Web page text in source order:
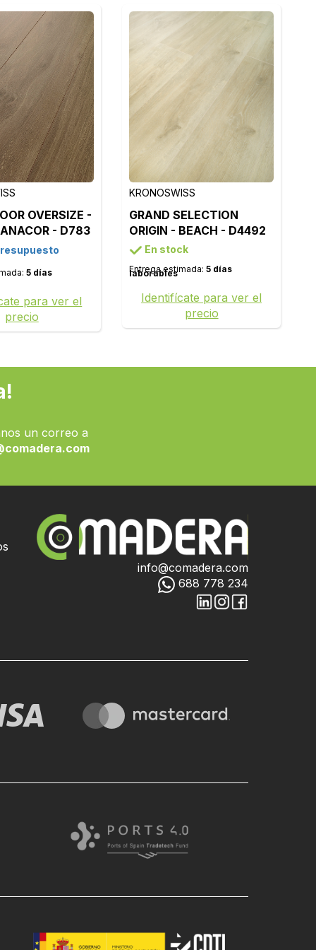
OVERSIZE -
- D783
5 días
para ver el
precio
KRONOSWISS
GRAND SELECTION
ORIGIN - BEACH - D4492
En stock
Entrega estimada:5 días
laborables
Identifícate para ver el
precio
un correo a
info@comadera.com
688 778 234